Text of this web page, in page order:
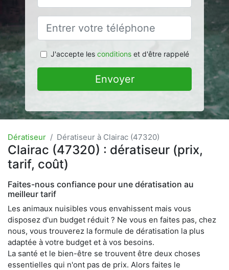
J'accepte les conditionset d'être rappelé
Envoyer
Dératiseur Dératiseur à Clairac (47320)
Clairac (47320) : dératiseur (prix,
tarif, coût)
Faites-nous confiance pour une dératisation au
meilleur tarif
Les animaux nuisibles vous envahissent mais vous
disposez d'un budget réduit ? Ne vous en faites pas, chez
nous, vous trouverez la formule de dératisation la plus
adaptée à votre budget et à vos besoins.
La santé et le bien-être se trouvent être deux choses
essentielles qui n'ont pas de prix. Alors faites le